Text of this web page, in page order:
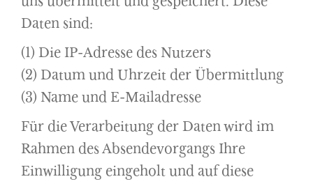
Daten sind:
(1) Die IP-Adresse des Nutzers
(2) Datum und Uhrzeit der Übermittlung
(3) Name und E-Mailadresse
Für die Verarbeitung der Daten wird im
Rahmen des Absendevorgangs Ihre
Einwilligung eingeholt und auf diese